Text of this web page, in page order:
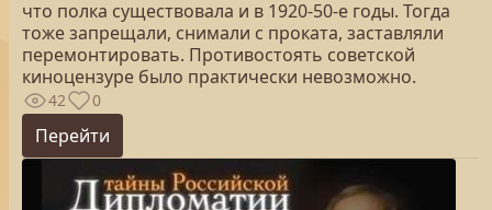
что полка существовала и в 1920-50-е годы. Тогда
тоже запрещали, снимали с проката, заставляли
перемонтировать. Противостоять советской
киноцензуре было практически невозможно.
42 0
Перейти